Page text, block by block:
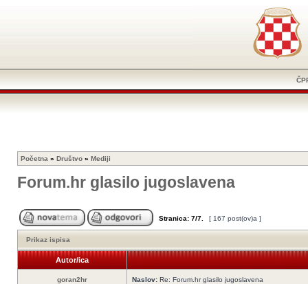
Početna » Društvo » Mediji
Forum.hr glasilo jugoslavena
Stranica: 7/7 [ 167 post(ov)a ]
Prikaz ispisa
Autor/ica
goran2hr Naslov: Re: Forum.hr glasilo jugoslavena